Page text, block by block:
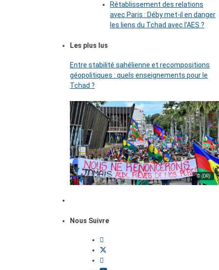
Rétablissement des relations
avec Paris : Déby met-il en danger
les liens du Tchad avec l’AES ?
Les plus lus
Entre stabilité sahélienne et recompositions
géopolitiques : quels enseignements pour le
Tchad ?
© (DR)
Nous Suivre